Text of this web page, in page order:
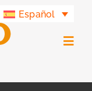
Español